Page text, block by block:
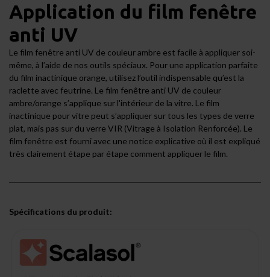
Application du film fenêtre
anti UV
Le film fenêtre anti UV de couleur ambre est facile à appliquer soi-
même, à l’aide de nos outils spéciaux. Pour une application parfaite
du film inactinique orange, utilisez l’outil indispensable qu’est la
raclette avec feutrine. Le film fenêtre anti UV de couleur
ambre/orange s’applique sur l'intérieur de la vitre. Le film
inactinique pour vitre peut s’appliquer sur tous les types de verre
plat, mais pas sur du verre VIR (Vitrage à Isolation Renforcée). Le
film fenêtre est fourni avec une notice explicative où il est expliqué
très clairement étape par étape comment appliquer le film.
Spécifications du produit: